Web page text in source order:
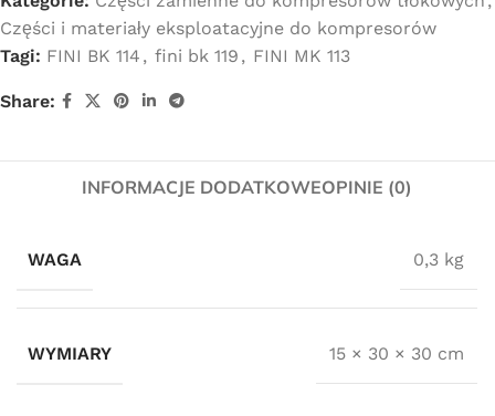
Części i materiały eksploatacyjne do kompresorów
Tagi: FINI BK 114 , fini bk 119 , FINI MK 113
Share:
INFORMACJE DODATKOWEOPINIE (0)
WAGA 0,3 kg
WYMIARY 15 × 30 × 30 cm